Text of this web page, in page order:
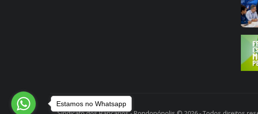
Estamos no Whatsapp